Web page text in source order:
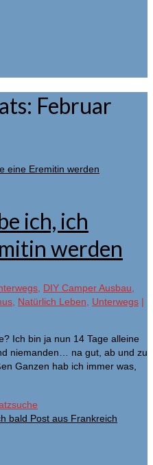
Februar
ich, ich
werden
DIY Camper Ausbau
Natürlich Leben Unterwegs |
Ich bin ja nun 14 Tage alleine
niemanden… na gut, ab und zu
Ganzen hab ich immer was,